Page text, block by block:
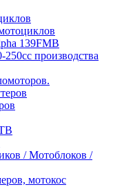
139FMB
производства
/ Мотоблоков /
мотокос